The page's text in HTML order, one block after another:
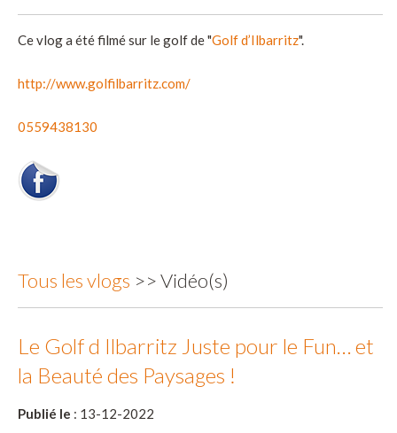
Ce vlog a été filmé sur le golf de "Golf d’Ilbarritz".
http://www.golfilbarritz.com/
0559438130
Tous les vlogs >> Vidéo(s)
Le Golf d Ilbarritz Juste pour le Fun… et
la Beauté des Paysages !
Publié le : 13-12-2022